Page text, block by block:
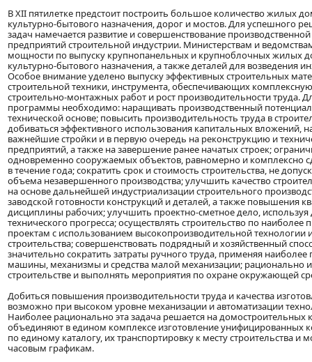
В XII пятилетке предстоит построить большое количество жилых
культурно-бытового назначения, дорог и мостов. Для успешного
задач намечается развитие и совершенствование
предприятий строительной индустрии. Министерствам и
мощности по выпуску крупнопанельных и крупноблочных жилых
культурно-бытового назначения, а также деталей для возведения
Особое внимание уделено выпуску эффективных строительных
строительной техники, инструмента, обеспечивающих
строительно-монтажных работ и рост производительности труда.
программы необходимо: наращивать производственный
технической основе; повысить производительность труда в
добиваться эффективного использования капитальных вложений,
важнейшие стройки и в первую очередь на реконструкцию и
предприятий, а также на завершение ранее начатых строек;
одновременно сооружаемых объектов, равномерно и комплексно
в течение года; сократить срок и стоимость строительства, не
объема незавершенного производства; улучшить качество
на основе дальнейшей индустриализации строительного
заводской готовности конструкций и деталей, а также повышения
дисциплины рабочих; улучшить проектно-сметное дело,
технического прогресса; осуществлять строительство по наиболее
проектам с использованием высокопроизводительной технологии
строительства; совершенствовать подрядный и хозяйственный
значительно сократить затраты ручного труда, применяя
машины, механизмы и средства малой механизации; рационально
строительстве и выполнять мероприятия по охране окружающей
Добиться повышения производительности труда и качества
возможно при высоком уровне механизации и автоматизации
Наиболее рационально эта задача решается на домостроительных
объединяют в едином комплексе изготовление унифицированных
по единому каталогу, их транспортировку к месту строительства и
часовым графикам.